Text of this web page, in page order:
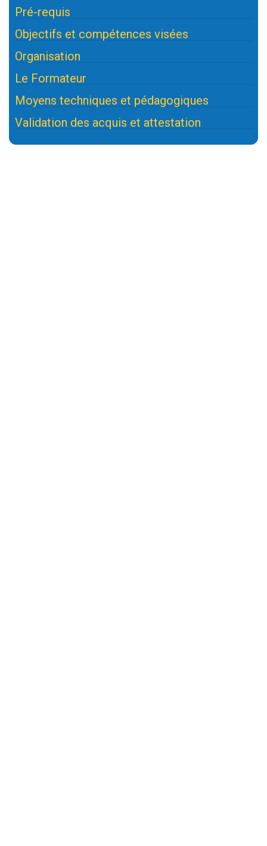
Pré-requis
Objectifs et compétences visées
Organisation
Le Formateur
Moyens techniques et pédagogiques
Validation des acquis et attestation